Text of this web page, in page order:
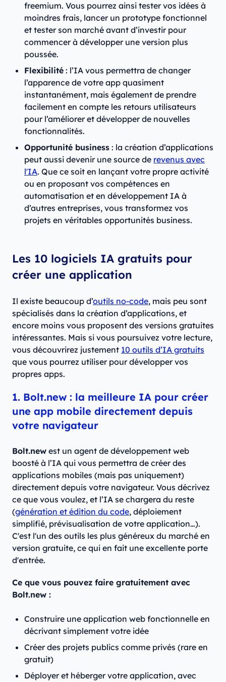
freemium. Vous pourrez ainsi tester vos idées à
moindres frais, lancer un prototype fonctionnel
et tester son marché avant d’investir pour
commencer à développer une version plus
poussée.
Flexibilité : l’IA vous permettra de changer
l’apparence de votre app quasiment
instantanément, mais également de prendre
facilement en compte les retours utilisateurs
pour l’améliorer et développer de nouvelles
fonctionnalités.
Opportunité business : la création d’applications
peut aussi devenir une source de revenus avec
l'IA. Que ce soit en lançant votre propre activité
ou en proposant vos compétences en
automatisation et en développement IA à
d’autres entreprises, vous transformez vos
projets en véritables opportunités business.
Les 10 logiciels IA gratuits pour
créer une application
Il existe beaucoup d’outils no-code, mais peu sont
spécialisés dans la création d’applications, et
encore moins vous proposent des versions gratuites
intéressantes. Mais si vous poursuivez votre lecture,
vous découvrirez justement 10 outils d’IA gratuits
que vous pourrez utiliser pour développer vos
propres apps.
1. Bolt.new : la meilleure IA pour créer
une app mobile directement depuis
votre navigateur
Bolt.new est un agent de développement web
boosté à l’IA qui vous permettra de créer des
applications mobiles (mais pas uniquement)
directement depuis votre navigateur. Vous décrivez
ce que vous voulez, et l’IA se chargera du reste
(génération et édition du code, déploiement
simplifié, prévisualisation de votre application…).
C'est l'un des outils les plus généreux du marché en
version gratuite, ce qui en fait une excellente porte
d'entrée.
Ce que vous pouvez faire gratuitement avec
Bolt.new :
Construire une application web fonctionnelle en
décrivant simplement votre idée
Créer des projets publics comme privés (rare en
gratuit)
Déployer et héberger votre application, avec